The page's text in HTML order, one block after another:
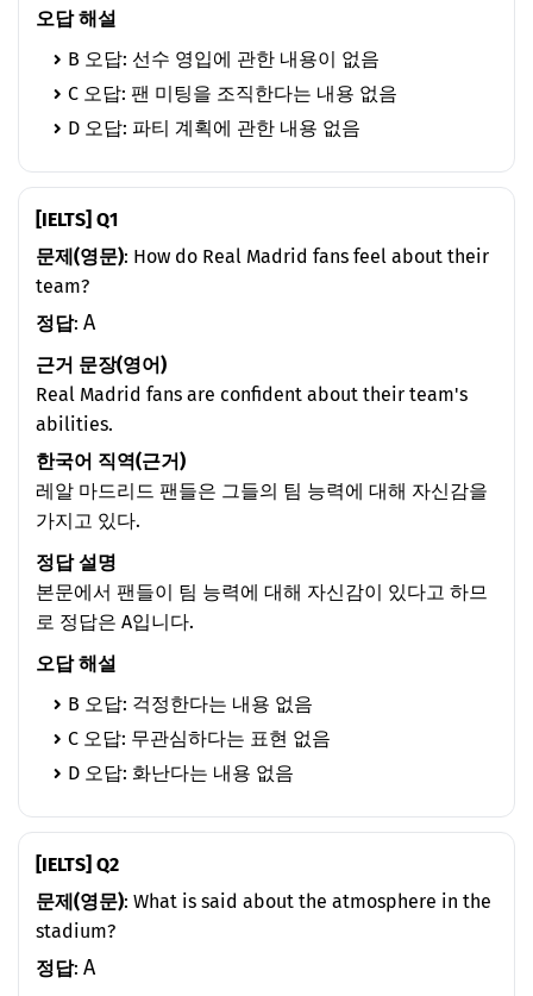
오답 해설
B 오답: 선수 영입에 관한 내용이 없음
C 오답: 팬 미팅을 조직한다는 내용 없음
D 오답: 파티 계획에 관한 내용 없음
[IELTS] Q1
문제(영문): How do Real Madrid fans feel about their
team?
정답: A
근거 문장(영어)
Real Madrid fans are confident about their team's
abilities.
한국어 직역(근거)
레알 마드리드 팬들은 그들의 팀 능력에 대해 자신감을
가지고 있다.
정답 설명
본문에서 팬들이 팀 능력에 대해 자신감이 있다고 하므
로 정답은 A입니다.
오답 해설
B 오답: 걱정한다는 내용 없음
C 오답: 무관심하다는 표현 없음
D 오답: 화난다는 내용 없음
[IELTS] Q2
문제(영문): What is said about the atmosphere in the
stadium?
정답: A